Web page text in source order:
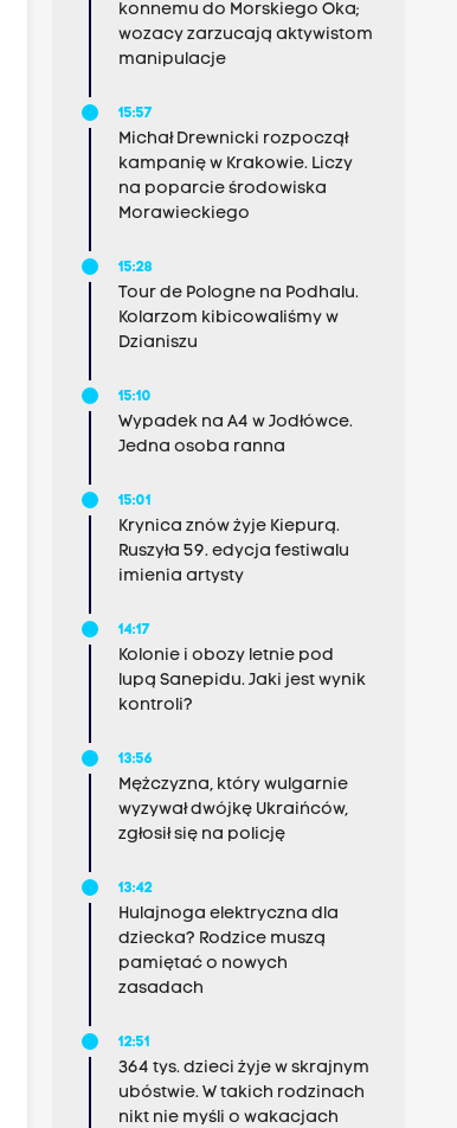
konnemu do Morskiego Oka;
wozacy zarzucają aktywistom
manipulacje
15:57
Michał Drewnicki rozpoczął
kampanię w Krakowie. Liczy
na poparcie środowiska
Morawieckiego
15:28
Tour de Pologne na Podhalu.
Kolarzom kibicowaliśmy w
Dzianiszu
15:10
Wypadek na A4 w Jodłówce.
Jedna osoba ranna
15:01
Krynica znów żyje Kiepurą.
Ruszyła 59. edycja festiwalu
imienia artysty
14:17
Kolonie i obozy letnie pod
lupą Sanepidu. Jaki jest wynik
kontroli?
13:56
Mężczyzna, który wulgarnie
wyzywał dwójkę Ukraińców,
zgłosił się na policję
13:42
Hulajnoga elektryczna dla
dziecka? Rodzice muszą
pamiętać o nowych
zasadach
12:51
364 tys. dzieci żyje w skrajnym
ubóstwie. W takich rodzinach
nikt nie myśli o wakacjach